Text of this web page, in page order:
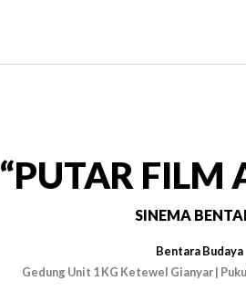
“PUTAR FILM
SINEMA
Bentara Budaya
Gedung Unit 1 KG Ketewel Gianyar |